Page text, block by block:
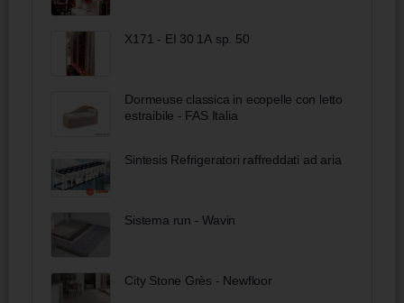
X171 - EI 30 1A sp. 50
Dormeuse classica in ecopelle con letto
estraibile - FAS Italia
Sintesis Refrigeratori raffreddati ad aria
Sistema run - Wavin
City Stone Grès - Newfloor